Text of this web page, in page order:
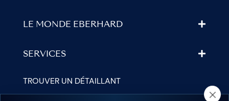
LE MONDE EBERHARD
SERVICES
TROUVER UN DÉTAILLANT